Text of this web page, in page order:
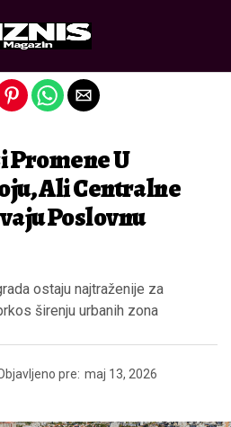
Promene U
Ali Centralne
Poslovnu
ostaju najtraženije za
širenju urbanih zona
pre: maj 13, 2026
version